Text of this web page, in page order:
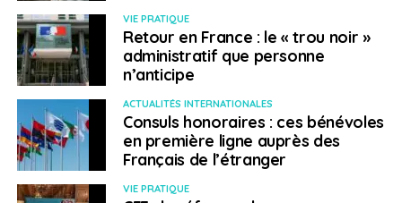
VIE PRATIQUE
Retour en France : le « trou noir »
administratif que personne
n’anticipe
ACTUALITÉS INTERNATIONALES
Consuls honoraires : ces bénévoles
en première ligne auprès des
Français de l’étranger
VIE PRATIQUE